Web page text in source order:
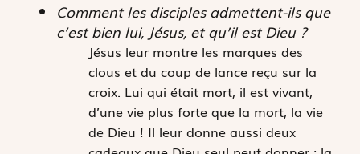
Comment les disciples admettent-ils que
c’est bien lui, Jésus, et qu’il est Dieu ?
Jésus leur montre les marques des
clous et du coup de lance reçu sur la
croix. Lui qui était mort, il est vivant,
d’une vie plus forte que la mort, la vie
de Dieu ! Il leur donne aussi deux